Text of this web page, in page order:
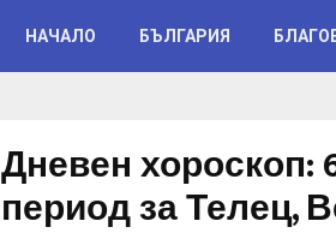
НАЧАЛО БЪЛГАРИЯ
Дневен хороскоп:
период за Телец,